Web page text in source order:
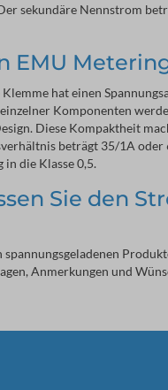
sekundäre Nennstrom
EMU
hat einen
Komponenten
Diese Kompaktheit
beträgt 35/1A oder
die Klasse 0,5.
Sie den
Anmerkungen und